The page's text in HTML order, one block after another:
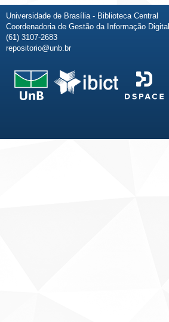
Universidade de Brasília - Biblioteca Central
Coordenadoria de Gestão da Informação
(61) 3107-2683
repositorio@unb.br